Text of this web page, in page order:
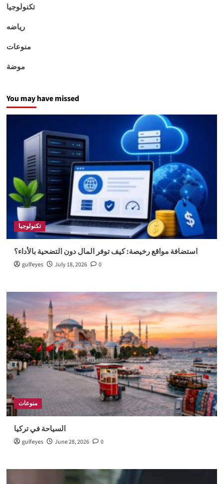
تكنولوجيا
رياضه
منوعات
موضة
You may have missed
تكنولوجيا
استضافة مواقع رخيصة: كيف توفر المال دون التضحية بالأداء؟
gulfeyes July 18, 2026 0
منوعات
السياحة في تركيا
gulfeyes June 28, 2026 0